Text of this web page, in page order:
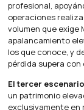
profesional,
operaciones
volumen que exige
apalancamiento
los que conoce, y
pérdida supera
El tercer escenario
un patrimonio
exclusivamente en